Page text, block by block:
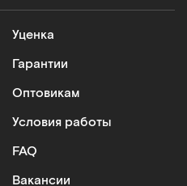
Уценка
Гарантии
Оптовикам
Условия работы
FAQ
Вакансии